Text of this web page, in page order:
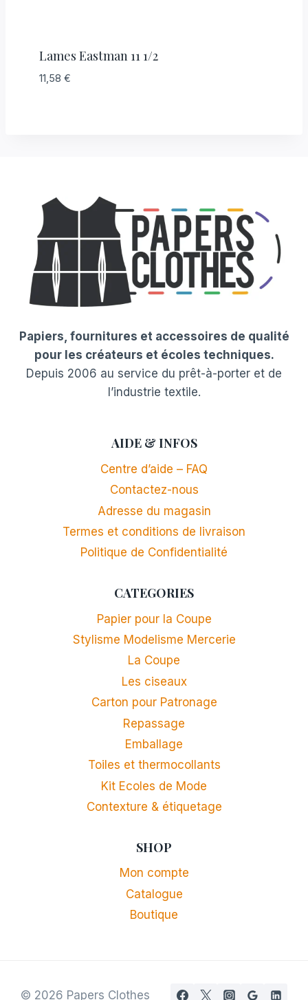
Lames Eastman 11 1/2
11,58 €
Papiers, fournitures et accessoires de qualité
pour les créateurs et écoles techniques.
Depuis 2006 au service du prêt-à-porter et de
l’industrie textile.
AIDE & INFOS
Centre d’aide – FAQ
Contactez-nous
Adresse du magasin
Termes et conditions de livraison
Politique de Confidentialité
CATEGORIES
Papier pour la Coupe
Stylisme Modelisme Mercerie
La Coupe
Les ciseaux
Carton pour Patronage
Repassage
Emballage
Toiles et thermocollants
Kit Ecoles de Mode
Contexture & étiquetage
SHOP
Mon compte
Catalogue
Boutique
© 2026 Papers Clothes